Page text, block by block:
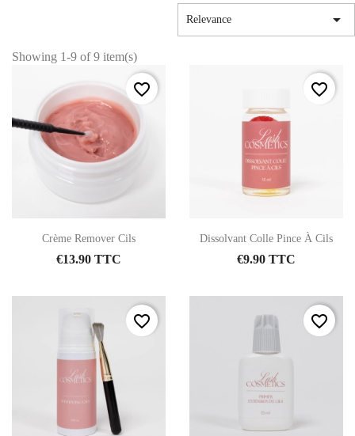
Relevance 
Showing 1-9 of 9 item(s)
Crème Remover Cils
€13.90 TTC
favorite_border
Dissolvant Colle Pince À Cils
€9.90 TTC
favorite_border
favorite_border favorite_border